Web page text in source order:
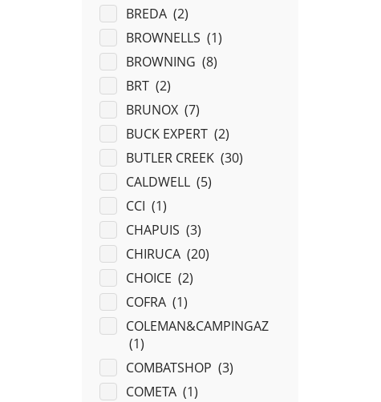
BREDA (2)
BROWNELLS (1)
BROWNING (8)
BRT (2)
BRUNOX (7)
BUCK EXPERT (2)
BUTLER CREEK (30)
CALDWELL (5)
CCI (1)
CHAPUIS (3)
CHIRUCA (20)
CHOICE (2)
COFRA (1)
COLEMAN&CAMPINGAZ
(1)
COMBATSHOP (3)
COMETA (1)